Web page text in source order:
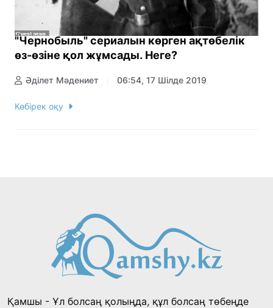
"Чернобыль" сериалын көрген ақтөбелік
өз-өзіне қол жұмсады. Неге?
Әділет Мәдениет 06:54, 17 Шілде 2019
Көбірек оқу
Қамшы - Ұл болсаң қолыңда, құл болсаң төбеңде